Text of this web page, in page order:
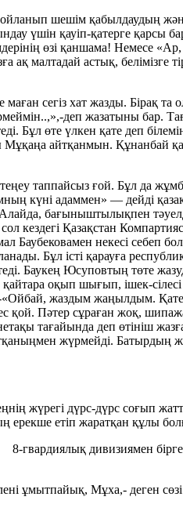
шешім қабылдаудың
үшін қауіп-қатерге қарсы
өзі қаншама! Немесе
астық, белімізге
сегіз хат жазды. Бірақ та
деп жазатыны бар.
Бұл өте үлкен қате деп
айтқанмын. Құнанбай
таппайсыз ғой. Бұл да
күні адаммен» — дейді
бағыныштылықпен
кездегі Қазақстан
некесі себеп
Бұл істі қарауға
Юсуповтың төте
оқып шығып, ішек-сілесі
«Ойбай, жаздым жаңылдым.
Пәтер сұраған жоқ,
тағайында деп өтініш
жүрмейді. Батырдың
жүрегі дүрс-дүрс соғып
ерекше етіп жаратқан құлы
дивизиямен бірге
ұмытпайық, Мұха,- деген